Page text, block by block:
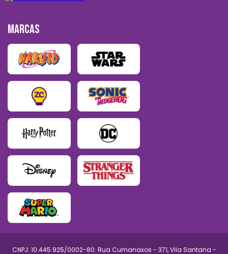
MARCAS
CNPJ: 10.445.925/0002-80. Rua Cumanaxos - 371, Vila Santana -